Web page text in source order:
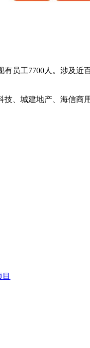
员工7700人。涉及
、城建地产、海信